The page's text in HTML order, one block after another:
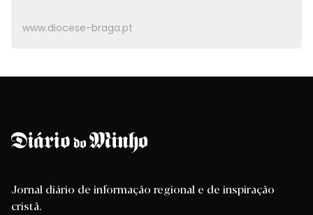
www.diocese-braga.pt
Jornal diário de informação regional e de inspiração
cristã.